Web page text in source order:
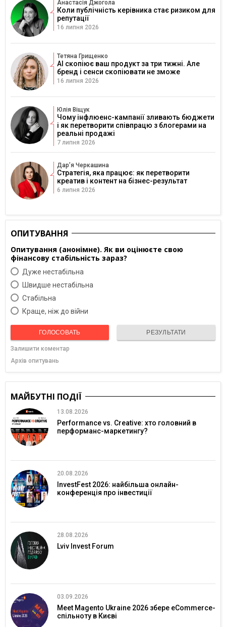
Анастасія Джогола
Коли публічність керівника стає ризиком для
репутації
16 липня 2026
Тетяна Грищенко
AI скопіює ваш продукт за три тижні. Але
бренд і сенси скопіювати не зможе
16 липня 2026
Юлія Віщук
Чому інфлюенс-кампанії зливають бюджети
і як перетворити співпрацю з блогерами на
реальні продажі
7 липня 2026
Дарʼя Черкашина
Стратегія, яка працює: як перетворити
креатив і контент на бізнес-результат
6 липня 2026
ОПИТУВАННЯ
Опитування (анонімне). Як ви оцінюєте свою
фінансову стабільність зараз?
Дуже нестабільна
Швидше нестабільна
Cтабільна
Краще, ніж до війни
ГОЛОСОВАТЬ РЕЗУЛЬТАТИ
Залишити коментар
Архів опитувань
МАЙБУТНІ ПОДІЇ
13.08.2026
Performance vs. Creative: хто головний в
перформанс-маркетингу?
20.08.2026
InvestFest 2026: найбільша онлайн-
конференція про інвестиції
28.08.2026
Lviv Invest Forum
03.09.2026
Meet Magento Ukraine 2026 збере eCommerce-
спільноту в Києві